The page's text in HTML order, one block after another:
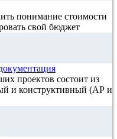
понимание стоимости
свой бюджет
проектов состоит из
и конструктивный (АР и